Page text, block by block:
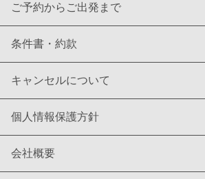
ご予約からご出発まで
条件書・約款
キャンセルについて
個人情報保護方針
会社概要